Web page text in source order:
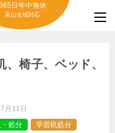
日年中無休
富山全域対応
、椅子、ベッド、
月11日
処分
学習机処分